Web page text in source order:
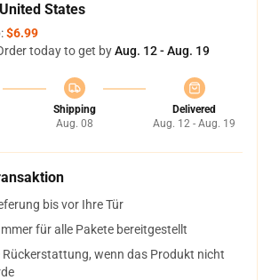
States
$6.99
today to get byAug. 12 - Aug. 19
Shipping
Aug. 08
Delivered
Aug. 12 - Aug. 19
bis vor Ihre Tür
für alle Pakete bereitgestellt
wenn das Produkt nicht